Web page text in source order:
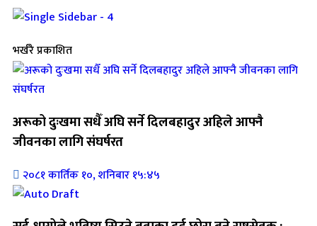
भर्खरै प्रकाशित
अरूको दुःखमा सधैँ अघि सर्ने दिलबहादुर अहिले आफ्नै
जीवनका लागि संघर्षरत
२०८१ कार्तिक १०, शनिबार १५:४५